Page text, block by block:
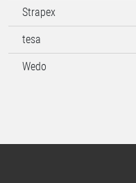
Strapex
tesa
Wedo